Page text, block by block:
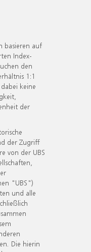
basieren auf
Index-
den
1:1
keine
der
der Zugriff
von der UBS
"UBS")
und alle
Die hierin